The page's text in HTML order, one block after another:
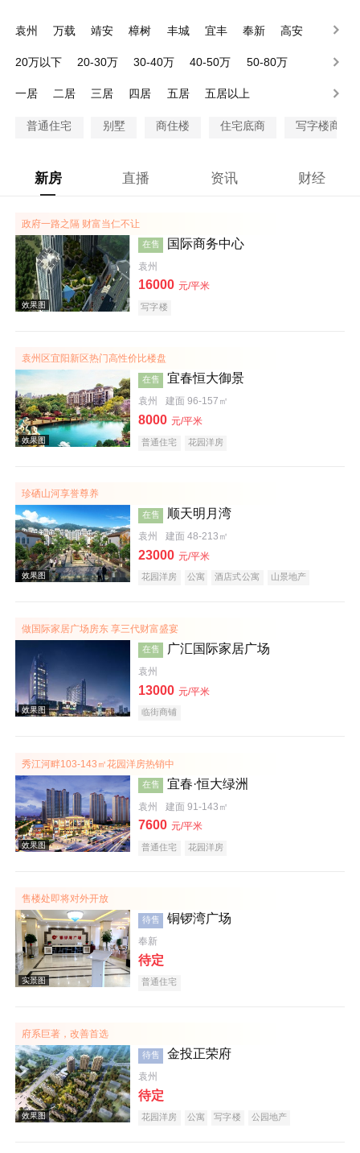
袁州 万载 靖安 樟树 丰城 宜丰 奉新
高安
20万以下
20-30万 30-40万 40-50万
50-80万
一居
二居 三居 四居 五居 五居以上
普通住宅 别墅 商住楼 住宅底商 写字楼商铺
新房 直播 资讯 财经
政府一路之隔 财富当仁不让
效果图
在售 国际商务中心
袁州
16000 元/平米
写字楼
袁州区宜阳新区热门高性价比楼盘
效果图
在售 宜春恒大御景
袁州 建面 96-157㎡
8000 元/平米
普通住宅 花园洋房
珍硒山河享誉尊养
效果图
在售 顺天明月湾
袁州 建面 48-213㎡
23000 元/平米
花园洋房 公寓 酒店式公寓
山景地产
做国际家居广场房东 享三代财富盛宴
效果图
在售 广汇国际家居广场
袁州
13000 元/平米
临街商铺
秀江河畔103-143㎡花园洋房热销中
在售 宜春·恒大绿洲
袁州 建面 91-143㎡
7600 元/平米
普通住宅 花园洋房
售楼处即将对外开放
待售 铜锣湾广场
奉新
待定
普通住宅
府系巨著，改善首选
待售 金投正荣府
袁州
待定
花园洋房 公寓 写字楼 公园地产